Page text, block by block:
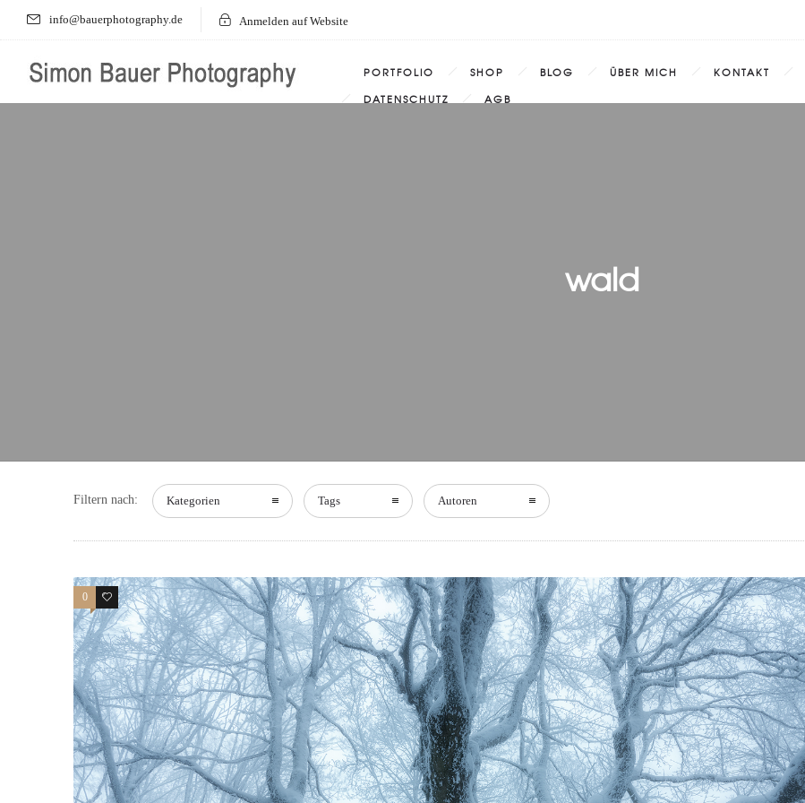
info@bauerphotography.de Anmelden auf Website
PORTFOLIO SHOP BLOG ÜBER MICH KONTAKT
DATENSCHUTZ
AGB
wald
Filtern nach: Kategorien Tags Autoren
0 0